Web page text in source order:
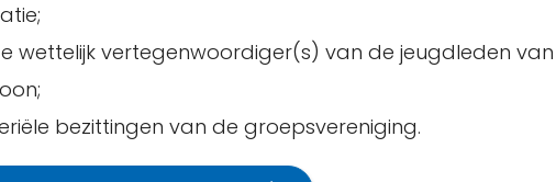
wettelijk vertegenwoordiger(s) van de jeugdleden
bezittingen van de groepsvereniging.